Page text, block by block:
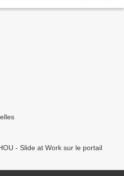
- Slide at Work sur le portail